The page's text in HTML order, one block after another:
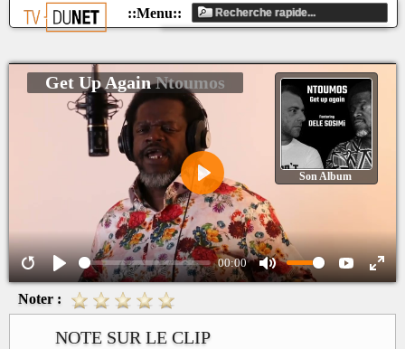
00:00
Play
Get Up AgainNtoumos
Son Album
Noter :
NOTE SUR LE CLIP